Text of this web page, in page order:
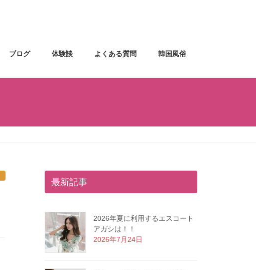
ブログ 体験談 よくある質問 韓国風俗
最新記事
2026年夏に利用するエスコート
アガシは！！
2026年7月24日